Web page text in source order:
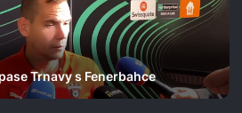
Trnavy s Fenerbahce